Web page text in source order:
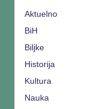
Aktuelno
BiH
Biljke
Historija
Kultura
Nauka